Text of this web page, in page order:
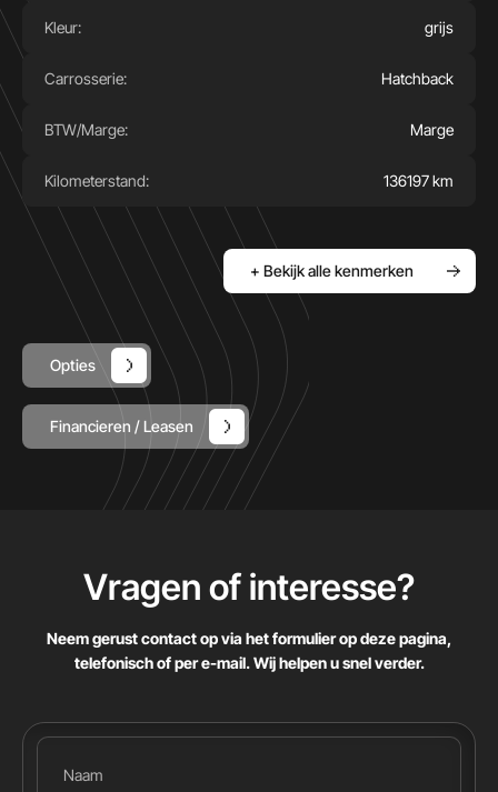
Kleur: grijs
Carrosserie: Hatchback
BTW/Marge: Marge
Kilometerstand: 136197 km
+ Bekijk alle kenmerken
Opties
Financieren / Leasen
Vragen of interesse?
Neem gerust contact op via het formulier op deze pagina,
telefonisch of per e-mail. Wij helpen u snel verder.